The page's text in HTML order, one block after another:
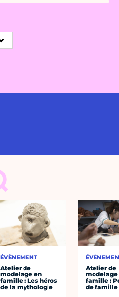
ÉVÈNEMENT
Atelier de
modelage en
famille : Les héros
de la mythologie
Atelier de
modelage
famille :
de famille